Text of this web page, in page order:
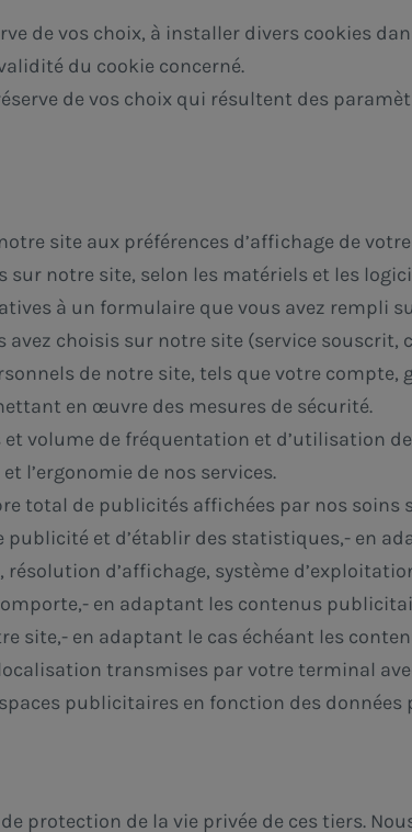
de vos choix, à installer divers cookies
du cookie concerné.
de vos choix qui résultent des
site aux préférences d’affichage de
notre site, selon les matériels et les
à un formulaire que vous avez rempli
choisis sur notre site (service souscrit,
de notre site, tels que votre
en œuvre des mesures de sécurité.
volume de fréquentation et d’utilisation
l’ergonomie de nos services.
total de publicités affichées par nos soins
et d’établir des statistiques,- en
d’affichage, système
en adaptant les contenus
site,- en adaptant le cas échéant les
transmises par votre terminal
publicitaires en fonction des données
protection de la vie privée de ces tiers.